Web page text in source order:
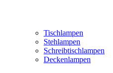
Tischlampen
Stehlampen
Schreibtischlampen
Deckenlampen